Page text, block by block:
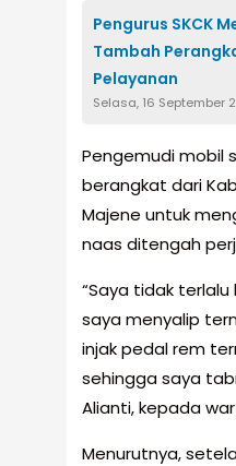
Pengurus SKCK
Tambah
Pelayanan
Selasa, 16 September
Pengemudi mobil
berangkat dari
Majene untuk
naas ditengah
“Saya tidak
saya menyalip
injak pedal rem
sehingga saya
Alianti, kepada
Menurutnya,